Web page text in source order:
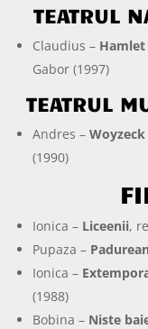
TEATRUL
Claudius – Hamlet
Gabor (1997)
TEATRUL
Andres –Woyzeck
(1990)
Ionica – Liceenii,
Pupaza –
Ionica –
(1988)
Bobina – Niste